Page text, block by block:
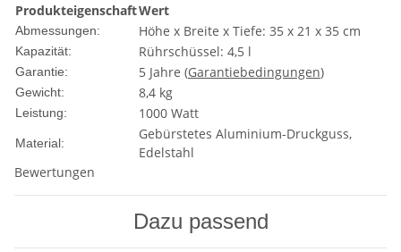
ProdukteigenschaftWert
Abmessungen: Höhe x Breite x Tiefe: 35 x 21 x 35 cm
Kapazität: Rührschüssel: 4,5 l
Garantie: 5 Jahre (Garantiebedingungen)
Gewicht: 8,4 kg
Leistung: 1000 Watt
Material:
Gebürstetes Aluminium-Druckguss,
Edelstahl
Bewertungen
Dazu passend